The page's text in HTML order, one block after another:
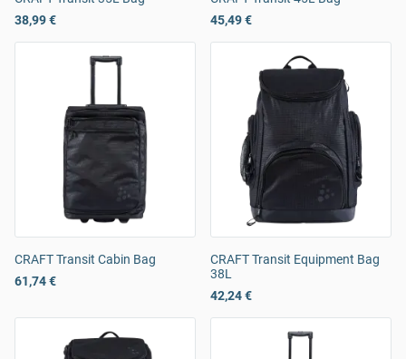
38,99 €
45,49 €
CRAFT Transit Cabin Bag
61,74 €
CRAFT Transit Equipment Bag
38L
42,24 €